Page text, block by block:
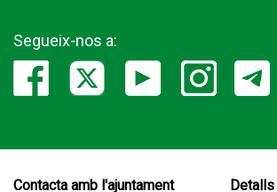
Segueix-nos a:
Contacta amb l'ajuntament